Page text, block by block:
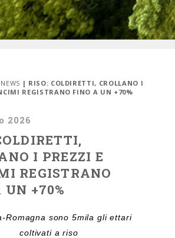
NEWS | RISO: COLDIRETTI, CROLLANO I
REGISTRANO FINO A UN +70%
2026
I PREZZI E
REGISTRANO
+70%
Romagna sono 5mila gli ettari
coltivati a riso